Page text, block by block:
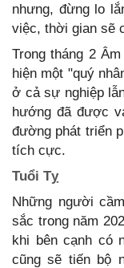
nhưng, đừng lo
việc, thời gian sẽ
Trong tháng 2
hiện một "quý
ở cả sự nghiệp
hướng đã được
đường phát triển
tích cực.
Tuổi Tỵ
Những người
sắc trong năm
khi bên cạnh có
cũng sẽ tiến bộ